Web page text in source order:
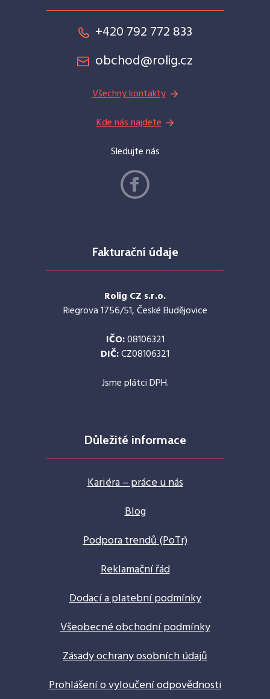
+420 792 772 833
obchod@rolig.cz
Všechny kontakty
Kde nás najdete
Sledujte nás
Fakturační údaje
Rolig CZ s.r.o.
Riegrova 1756/51, České Budějovice
IČO:08106321
DIČ:CZ08106321
Jsme plátci DPH.
Důležité informace
Kariéra – práce u nás
Blog
Podpora trendů (PoTr)
Reklamační řád
Dodací a platební podmínky
Všeobecné obchodní podmínky
Zásady ochrany osobních údajů
Prohlášení o vyloučení odpovědnosti